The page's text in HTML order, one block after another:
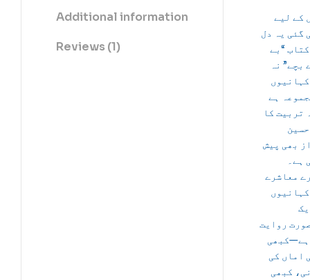
Additional information
Reviews (1)
کے لیے
گئی یہ دل
“بے
بچے” نہ
ہے
تربیت کا
بھی پیش
ہے۔
معاشرے
روایت
اماں کی
کبھی